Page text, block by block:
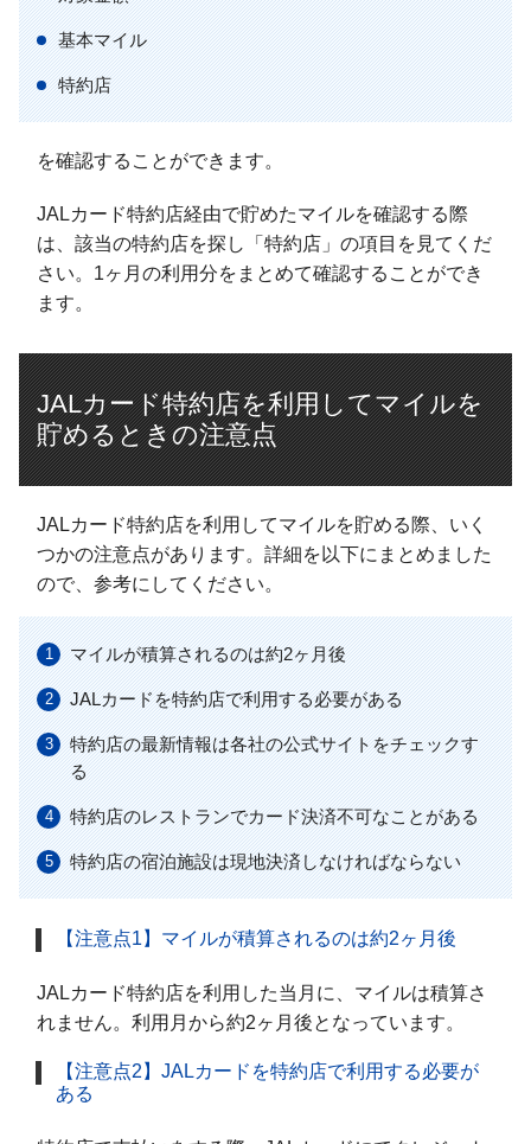
基本マイル
特約店
を確認することができます。
JALカード特約店経由で貯めたマイルを確認する際
は、該当の特約店を探し「特約店」の項目を見てくだ
さい。1ヶ月の利用分をまとめて確認することができ
ます。
JALカード特約店を利用してマイルを
貯めるときの注意点
JALカード特約店を利用してマイルを貯める際、いく
つかの注意点があります。詳細を以下にまとめました
ので、参考にしてください。
マイルが積算されるのは約2ヶ月後
JALカードを特約店で利用する必要がある
特約店の最新情報は各社の公式サイトをチェックす
る
特約店のレストランでカード決済不可なことがある
特約店の宿泊施設は現地決済しなければならない
【注意点1】マイルが積算されるのは約2ヶ月後
JALカード特約店を利用した当月に、マイルは積算さ
れません。利用月から約2ヶ月後となっています。
【注意点2】JALカードを特約店で利用する必要が
ある